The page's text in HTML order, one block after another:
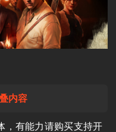
内容
，有能力请购买支持开